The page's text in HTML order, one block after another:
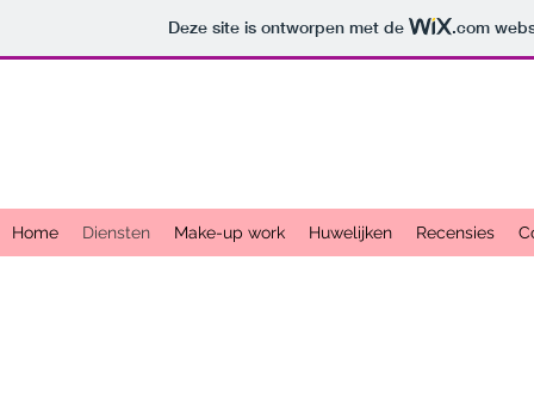
Deze site is ontworpen met de .com
Home Diensten Make-up work Huwelijken Recensies